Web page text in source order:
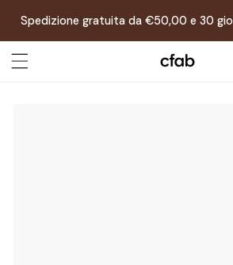
direttamente
Spedizione gratuita da €50,00 e 30